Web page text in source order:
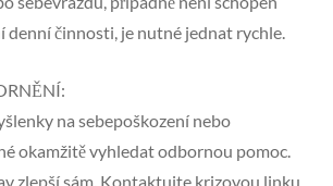
denní činnosti, je nutné jednat rychle.
na sebepoškození nebo
okamžitě vyhledat odbornou pomoc.
zlepší sám. Kontaktujte krizovou linku